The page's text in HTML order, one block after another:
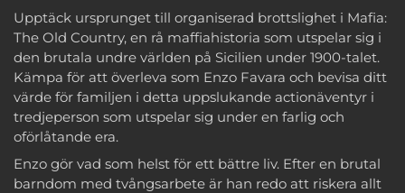
Upptäck ursprunget till organiserad brottslighet i Mafia:
The Old Country, en rå maffiahistoria som utspelar sig i
den brutala undre världen på Sicilien under 1900-talet.
Kämpa för att överleva som Enzo Favara och bevisa ditt
värde för familjen i detta uppslukande actionäventyr i
tredjeperson som utspelar sig under en farlig och
oförlåtande era.
Enzo gör vad som helst för ett bättre liv. Efter en brutal
barndom med tvångsarbete är han redo att riskera allt